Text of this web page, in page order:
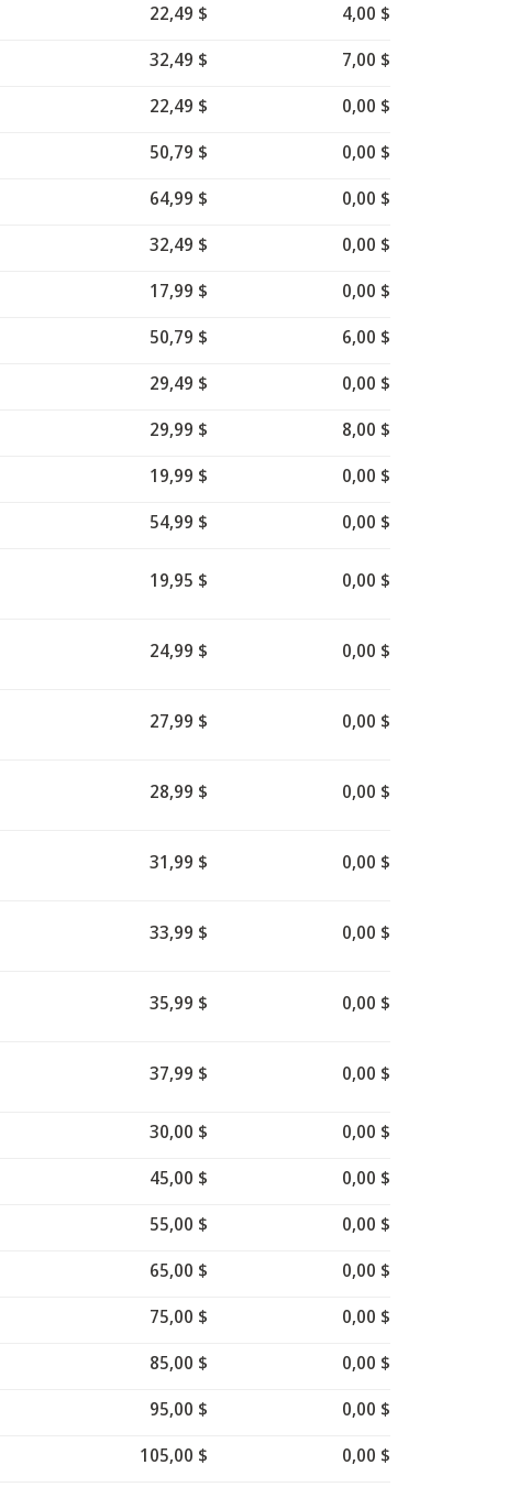
22,49 $
4,00 $
32,49 $
7,00 $
22,49 $
0,00 $
50,79 $
0,00 $
64,99 $
0,00 $
32,49 $
0,00 $
17,99 $
0,00 $
50,79 $
6,00 $
29,49 $
0,00 $
29,99 $
8,00 $
19,99 $
0,00 $
54,99 $
0,00 $
19,95 $ 0,00 $
24,99 $ 0,00 $
27,99 $ 0,00 $
28,99 $ 0,00 $
31,99 $ 0,00 $
33,99 $ 0,00 $
35,99 $ 0,00 $
37,99 $ 0,00 $
30,00 $
0,00 $
45,00 $
0,00 $
55,00 $
0,00 $
65,00 $
0,00 $
75,00 $
0,00 $
85,00 $
0,00 $
95,00 $
0,00 $
105,00 $
0,00 $